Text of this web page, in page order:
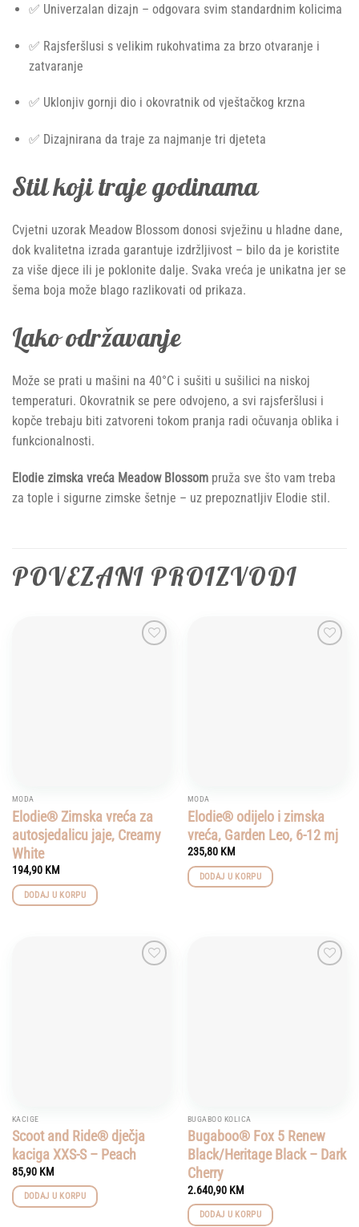
✅ Univerzalan dizajn – odgovara svim standardnim kolicima
✅ Rajsferšlusi s velikim rukohvatima za brzo otvaranje i
zatvaranje
✅ Uklonjiv gornji dio i okovratnik od vještačkog krzna
✅ Dizajnirana da traje za najmanje tri djeteta
Stil koji traje godinama
Cvjetni uzorak Meadow Blossom donosi svježinu u hladne dane,
dok kvalitetna izrada garantuje izdržljivost – bilo da je koristite
za više djece ili je poklonite dalje. Svaka vreća je unikatna jer se
šema boja može blago razlikovati od prikaza.
Lako održavanje
Može se prati u mašini na 40°C i sušiti u sušilici na niskoj
temperaturi. Okovratnik se pere odvojeno, a svi rajsferšlusi i
kopče trebaju biti zatvoreni tokom pranja radi očuvanja oblika i
funkcionalnosti.
Elodie zimska vreća Meadow Blossom pruža sve što vam treba
za tople i sigurne zimske šetnje – uz prepoznatljiv Elodie stil.
POVEZANI PROIZVODI
MODA
Elodie® Zimska vreća za
autosjedalicu jaje, Creamy
White
194,90 KM
DODAJ U KORPU
MODA
Elodie® odijelo i zimska
vreća, Garden Leo, 6-12 mj
235,80 KM
DODAJ U KORPU
KACIGE
Scoot and Ride® dječja
kaciga XXS-S – Peach
85,90 KM
DODAJ U KORPU
BUGABOO KOLICA
Bugaboo® Fox 5 Renew
Black/Heritage Black – Dark
Cherry
2.640,90 KM
DODAJ U KORPU